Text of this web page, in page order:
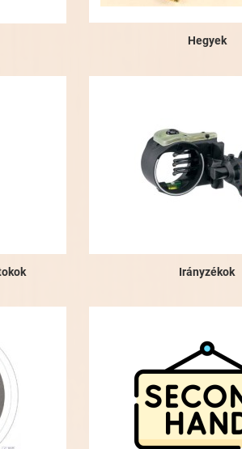
Hegyek
Irányzékok